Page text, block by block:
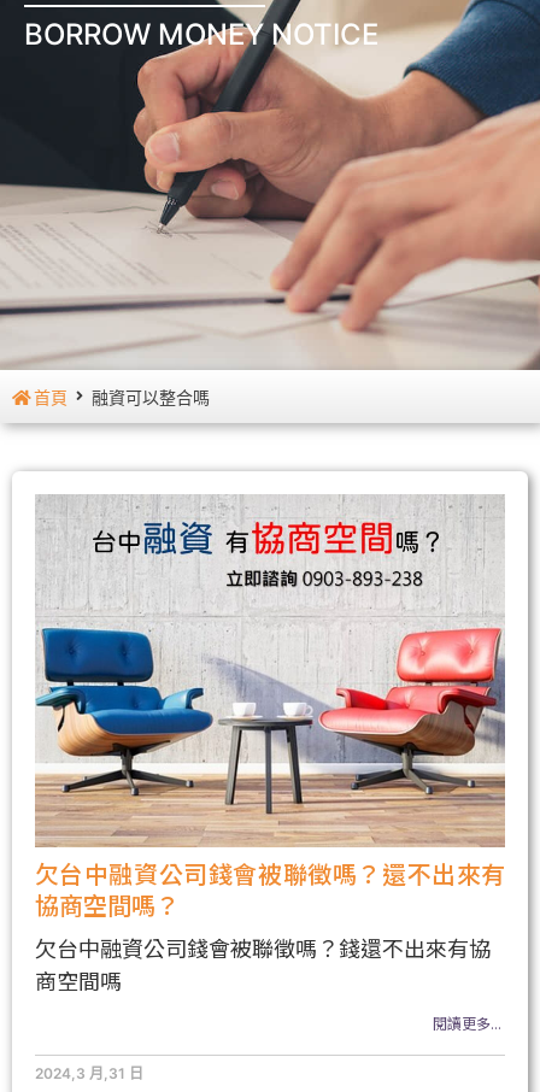
BORROW MONEY NOTICE
首頁 融資可以整合嗎
欠台中融資公司錢會被聯徵嗎？還不出來有
協商空間嗎？
欠台中融資公司錢會被聯徵嗎？錢還不出來有協
商空間嗎
閱讀更多...
2024,3 月,31 日